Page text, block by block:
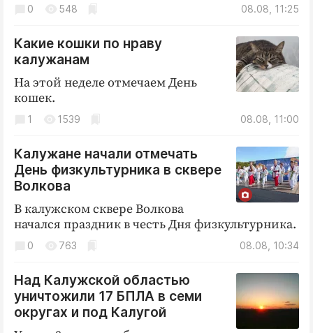
08.08, 11:25
0 548
Какие кошки по нраву
калужанам
На этой неделе отмечаем День
кошек.
08.08, 11:00
1 1539
Калужане начали отмечать
День физкультурника в сквере
Волкова
В калужском сквере Волкова
начался праздник в честь Дня физкультурника.
08.08, 10:34
0 763
Над Калужской областью
уничтожили 17 БПЛА в семи
округах и под Калугой